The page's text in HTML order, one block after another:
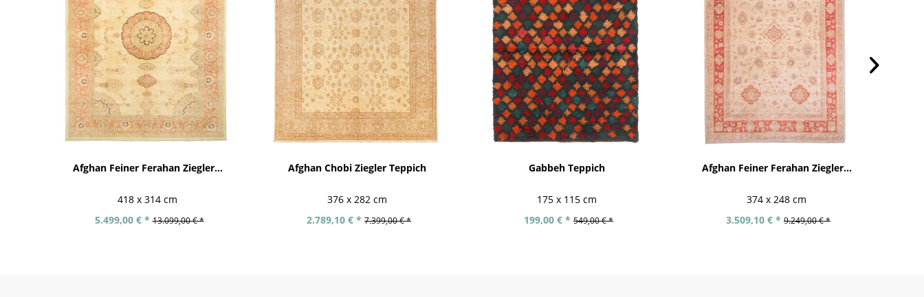
Afghan Feiner Ferahan Ziegler...
418 x 314 cm
5.499,00 € * 13.099,00 € *
Afghan Chobi Ziegler Teppich
376 x 282 cm
2.789,10 € * 7.399,00 € *
Gabbeh Teppich
175 x 115 cm
199,00 € * 549,00 € *
Afghan Feiner Ferahan Ziegler...
374 x 248 cm
3.509,10 € * 9.249,00 € *